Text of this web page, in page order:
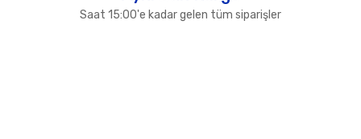
Saat 15:00'e kadar gelen tüm siparişler